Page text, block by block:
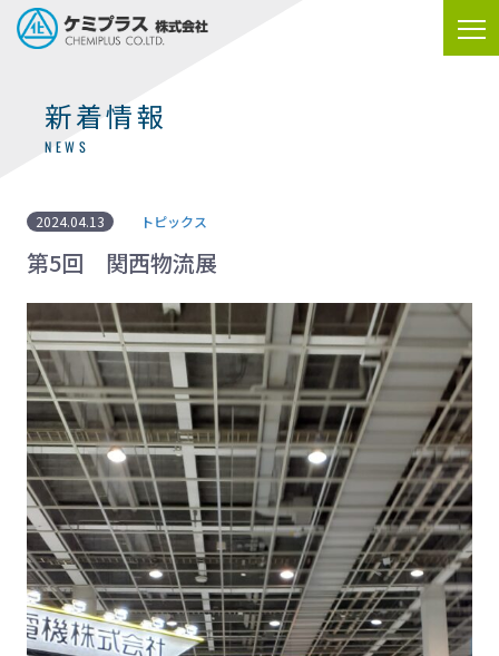
新着情報
NEWS
2024.04.13 トピックス
第5回 関西物流展